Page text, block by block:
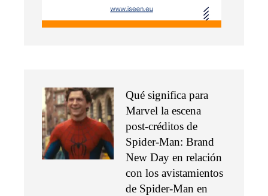
Qué significa para
Marvel la escena
post-créditos de
Spider-Man: Brand
New Day en relación
con los avistamientos
de Spider-Man en